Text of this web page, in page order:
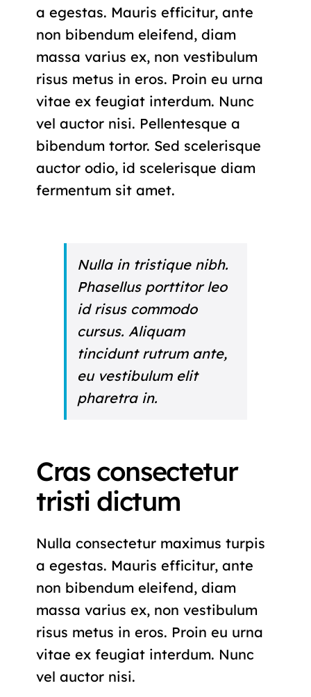
a egestas. Mauris efficitur, ante
non bibendum eleifend, diam
massa varius ex, non vestibulum
risus metus in eros. Proin eu urna
vitae ex feugiat interdum. Nunc
vel auctor nisi. Pellentesque a
bibendum tortor. Sed scelerisque
auctor odio, id scelerisque diam
fermentum sit amet.
Nulla in tristique nibh.
Phasellus porttitor leo
id risus commodo
cursus. Aliquam
tincidunt rutrum ante,
eu vestibulum elit
pharetra in.
Cras consectetur
tristi dictum
Nulla consectetur maximus turpis
a egestas. Mauris efficitur, ante
non bibendum eleifend, diam
massa varius ex, non vestibulum
risus metus in eros. Proin eu urna
vitae ex feugiat interdum. Nunc
vel auctor nisi.